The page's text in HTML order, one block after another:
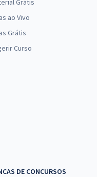
- Especialidade:
Feliphe Araújo e
Geral com o Professor
Edital)
Grátis
ao Vivo
Grátis
Curso
DE CONCURSOS